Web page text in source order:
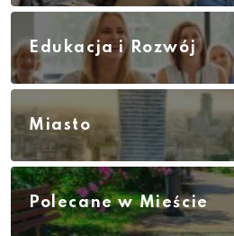
Edukacja i Rozwój
Miasto
Polecane w Mieście